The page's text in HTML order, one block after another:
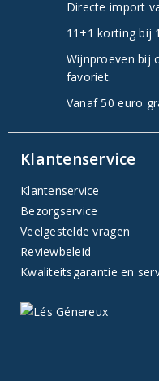
Directe import
11+1 korting bij
Wijnproeven bij
favoriet.
Vanaf 50 euro
Klantenservice
Klantenservice
Bezorgservice
Veelgestelde vragen
Reviewbeleid
Kwaliteitsgarantie en